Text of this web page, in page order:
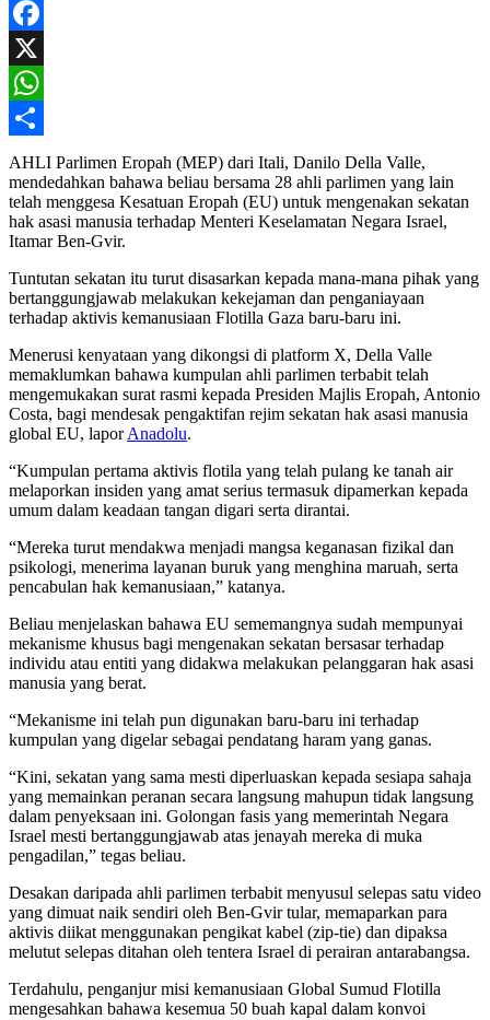
Facebook
X
WhatsApp
Share
AHLI Parlimen Eropah (MEP) dari Itali, Danilo Della Valle,
mendedahkan bahawa beliau bersama 28 ahli parlimen yang lain
telah menggesa Kesatuan Eropah (EU) untuk mengenakan sekatan
hak asasi manusia terhadap Menteri Keselamatan Negara Israel,
Itamar Ben-Gvir.
Tuntutan sekatan itu turut disasarkan kepada mana-mana pihak yang
bertanggungjawab melakukan kekejaman dan penganiayaan
terhadap aktivis kemanusiaan Flotilla Gaza baru-baru ini.
Menerusi kenyataan yang dikongsi di platform X, Della Valle
memaklumkan bahawa kumpulan ahli parlimen terbabit telah
mengemukakan surat rasmi kepada Presiden Majlis Eropah, Antonio
Costa, bagi mendesak pengaktifan rejim sekatan hak asasi manusia
global EU, laporAnadolu.
“Kumpulan pertama aktivis flotila yang telah pulang ke tanah air
melaporkan insiden yang amat serius termasuk dipamerkan kepada
umum dalam keadaan tangan digari serta dirantai.
“Mereka turut mendakwa menjadi mangsa keganasan fizikal dan
psikologi, menerima layanan buruk yang menghina maruah, serta
pencabulan hak kemanusiaan,” katanya.
Beliau menjelaskan bahawa EU sememangnya sudah mempunyai
mekanisme khusus bagi mengenakan sekatan bersasar terhadap
individu atau entiti yang didakwa melakukan pelanggaran hak asasi
manusia yang berat.
“Mekanisme ini telah pun digunakan baru-baru ini terhadap
kumpulan yang digelar sebagai pendatang haram yang ganas.
“Kini, sekatan yang sama mesti diperluaskan kepada sesiapa sahaja
yang memainkan peranan secara langsung mahupun tidak langsung
dalam penyeksaan ini. Golongan fasis yang memerintah Negara
Israel mesti bertanggungjawab atas jenayah mereka di muka
pengadilan,” tegas beliau.
Desakan daripada ahli parlimen terbabit menyusul selepas satu video
yang dimuat naik sendiri oleh Ben-Gvir tular, memaparkan para
aktivis diikat menggunakan pengikat kabel (zip-tie) dan dipaksa
melutut selepas ditahan oleh tentera Israel di perairan antarabangsa.
Terdahulu, penganjur misi kemanusiaan Global Sumud Flotilla
mengesahkan bahawa kesemua 50 buah kapal dalam konvoi